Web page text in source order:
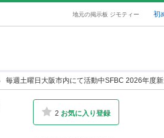
地元の掲示板 ジモティー 初
毎週土曜日大阪市内にて活動中SFBC 2026年度
2 お気に入り登録